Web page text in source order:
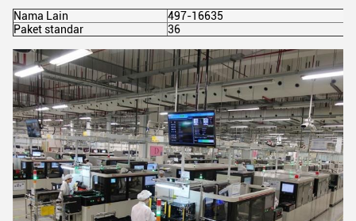
Nama Lain
497-16635
Paket standar
36